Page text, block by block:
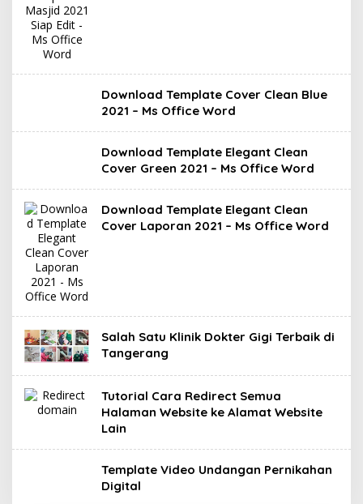
Download Template Cover Clean Blue
2021 – Ms Office Word
Download Template Elegant Clean
Cover Green 2021 – Ms Office Word
Download Template Elegant Clean
Cover Laporan 2021 – Ms Office Word
Salah Satu Klinik Dokter Gigi Terbaik di
Tangerang
Tutorial Cara Redirect Semua
Halaman Website ke Alamat Website
Lain
Template Video Undangan Pernikahan
Digital